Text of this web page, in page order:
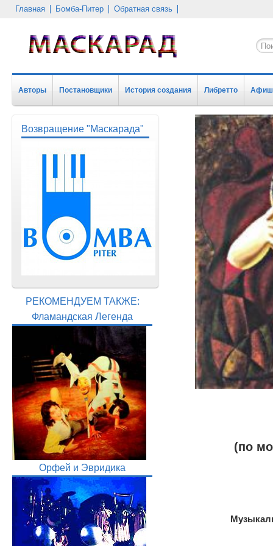
Главная Бомба-Питер Обратная связь
Авторы Постановщики История создания Либретто
Возвращение "Маскарада"
РЕКОМЕНДУЕМ ТАКЖЕ:
Фламандская Легенда
Орфей и Эвридика
(по